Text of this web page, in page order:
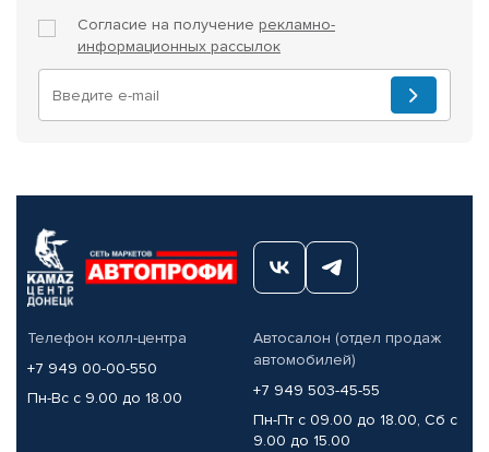
Согласие на получение рекламно-
информационных рассылок
Телефон колл-центра
+7 949 00-00-550
Пн-Вс с 9.00 до 18.00
Автосалон (отдел продаж
автомобилей)
+7 949 503-45-55
Пн-Пт с 09.00 до 18.00, Сб с
9.00 до 15.00